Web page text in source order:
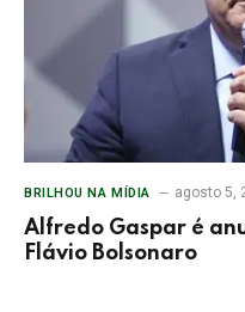
BRILHOU NA MÍDIA agosto 5,
Alfredo Gaspar é
Flávio Bolsonaro